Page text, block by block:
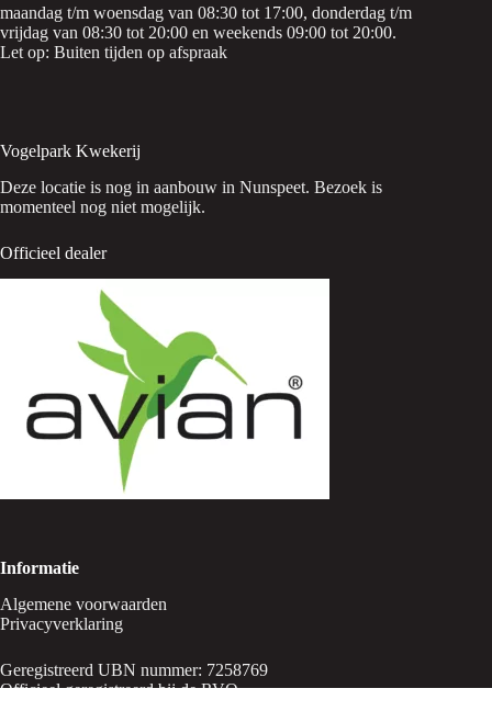
maandag t/m woensdag van 08:30 tot 17:00, donderdag t/m
vrijdag van 08:30 tot 20:00 en weekends 09:00 tot 20:00.
Let op: Buiten tijden op afspraak
Vogelpark Kwekerij
Deze locatie is nog in aanbouw in Nunspeet. Bezoek is
momenteel nog niet mogelijk.
Officieel dealer
Informatie
Algemene voorwaarden
Privacyverklaring
Geregistreerd UBN nummer: 7258769
Officieel geregistreerd bij de RVO